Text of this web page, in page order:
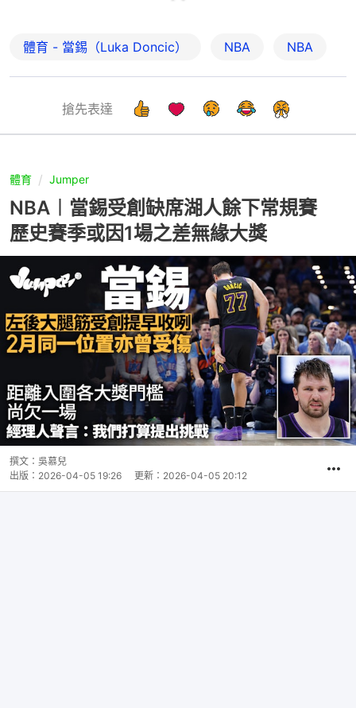
體育 - 當錫（Luka Doncic） NBA NBA
搶先表達
體育 Jumper
NBA︱當錫受創缺席湖人餘下常規賽
歷史賽季或因1場之差無緣大獎
撰文： 吳慕兒
出版： 2026-04-05 19:26 更新： 2026-04-05 20:12